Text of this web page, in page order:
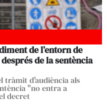
de l’entorn de
de la sentència
tràmit d'audiència als
"no entra a
decret